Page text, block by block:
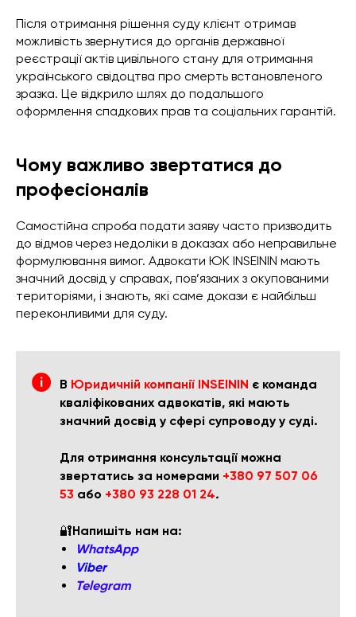
Після отримання рішення суду клієнт отримав
можливість звернутися до органів державної
реєстрації актів цивільного стану для отримання
українського свідоцтва про смерть встановленого
зразка. Це відкрило шлях до подальшого
оформлення спадкових прав та соціальних гарантій.
Чому важливо звертатися до
професіоналів
Самостійна спроба подати заяву часто призводить
до відмов через недоліки в доказах або неправильне
формулювання вимог. Адвокати ЮК INSEININ мають
значний досвід у справах, пов’язаних з окупованими
територіями, і знають, які саме докази є найбільш
переконливими для суду.
В Юридичній компанії INSEININ є команда
кваліфікованих адвокатів, які мають
значний досвід у сфері супроводу у суді.
Для отримання консультації можна
звертатись за номерами +380 97 507 06
53 або +380 93 228 01 24.
🔐Напишіть нам на:
WhatsApp
Viber
Telegram